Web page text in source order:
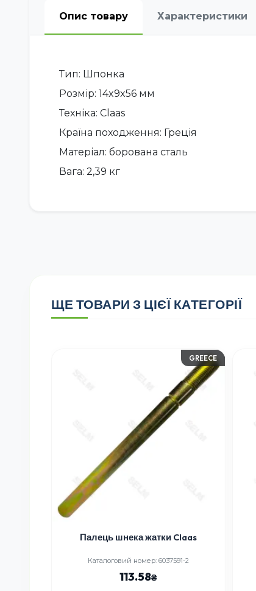
Опис товару Характеристики
Тип: Шпонка
Розмір: 14x9x56 мм
Техніка: Claas
Країна походження: Греція
Матеріал: борована сталь
Вага: 2,39 кг
ЩЕ ТОВАРИ З ЦІЄЇ КАТЕГОРІЇ
GREECE
Палець шнека жатки Claas
Каталоговий номер: 6037591-2
113.58